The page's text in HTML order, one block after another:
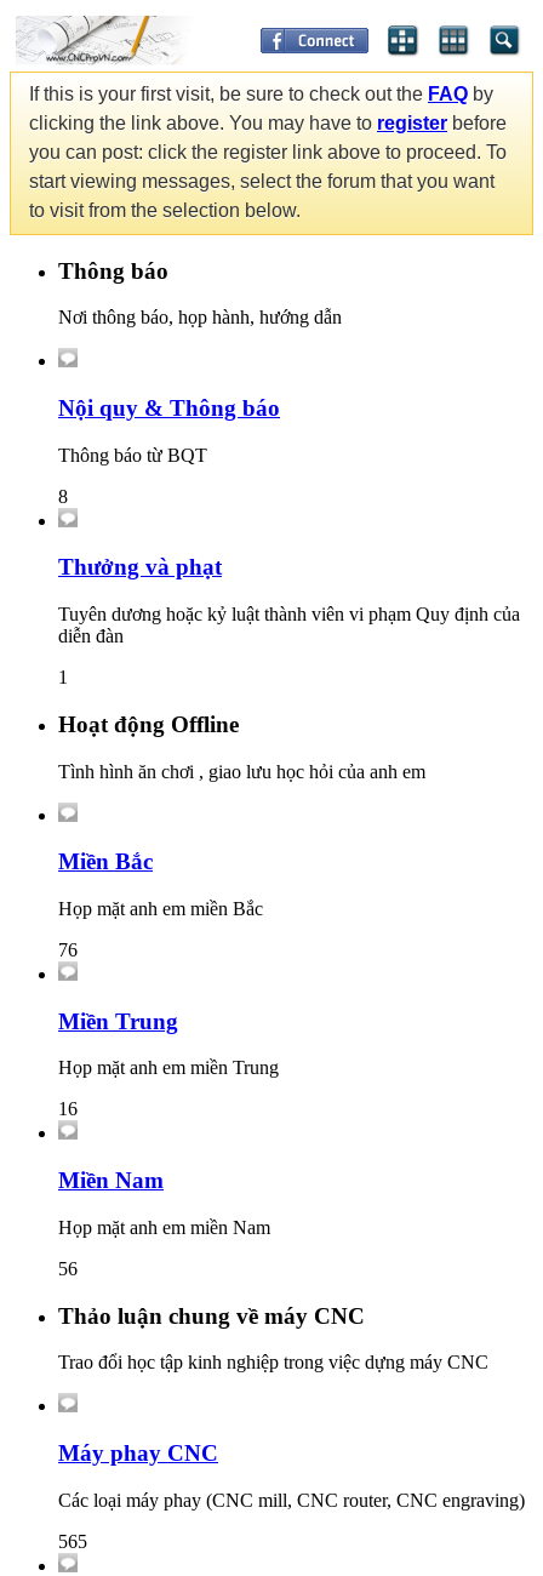
If this is your first visit, be sure to check out the FAQ by
clicking the link above. You may have to register before
you can post: click the register link above to proceed. To
start viewing messages, select the forum that you want
to visit from the selection below.
Thông báo
Nơi thông báo, họp hành, hướng dẫn
Nội quy & Thông báo
Thông báo từ BQT
8
Thưởng và phạt
Tuyên dương hoặc kỷ luật thành viên vi phạm Quy định của
diễn đàn
1
Hoạt động Offline
Tình hình ăn chơi , giao lưu học hỏi của anh em
Miền Bắc
Họp mặt anh em miền Bắc
76
Miền Trung
Họp mặt anh em miền Trung
16
Miền Nam
Họp mặt anh em miền Nam
56
Thảo luận chung về máy CNC
Trao đổi học tập kinh nghiệp trong việc dựng máy CNC
Máy phay CNC
Các loại máy phay (CNC mill, CNC router, CNC engraving)
565